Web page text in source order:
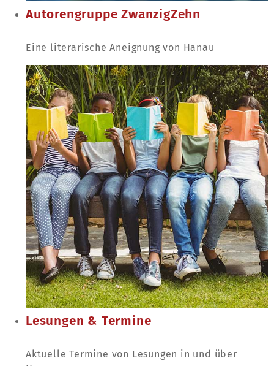
Autorengruppe ZwanzigZehn
Eine literarische Aneignung von Hanau
Lesungen & Termine
Aktuelle Termine von Lesungen in und über